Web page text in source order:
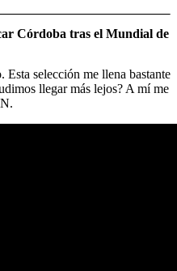
Córdoba tras el Mundial de
selección me llena bastante
llegar más lejos? A mí me